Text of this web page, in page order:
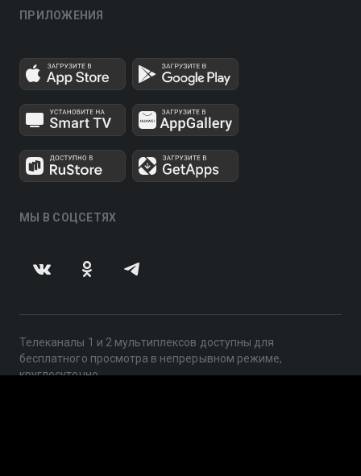
ПРИЛОЖЕНИЯ
МЫ В СОЦСЕТЯХ
Телеканалы 1 и 2 мультиплексов доступны для
бесплатного просмотра в непрерывном режиме,
круглосуточно.